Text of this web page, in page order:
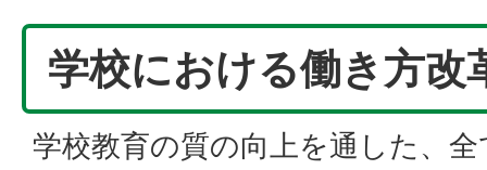
学校における働き方改
学校教育の質の向上を通した、